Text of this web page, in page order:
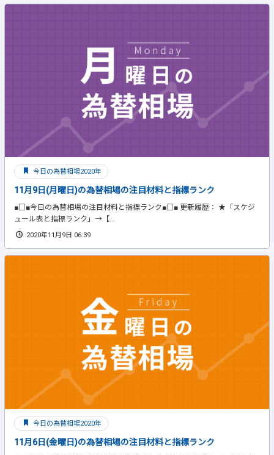
今日の為替相場2020年
11月9日(月曜日)の為替相場の注目材料と指標ランク
■□■今日の為替相場の注目材料と指標ランク■□■ 更新履歴： ★「スケジ
ュール表と指標ランク」→【...
2020年11月9日 06:39
今日の為替相場2020年
11月6日(金曜日)の為替相場の注目材料と指標ランク